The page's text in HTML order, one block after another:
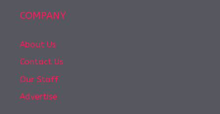
COMPANY
About Us
Contact Us
Our Staff
Advertise